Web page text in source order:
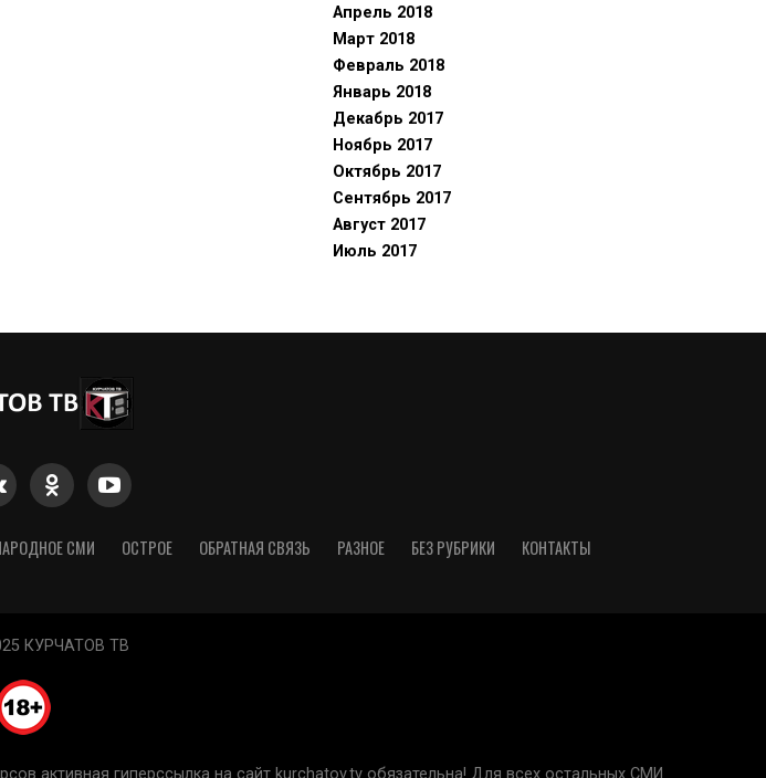
Апрель 2018
Март 2018
Февраль 2018
Январь 2018
Декабрь 2017
Ноябрь 2017
Октябрь 2017
Сентябрь 2017
Август 2017
Июль 2017
СМИ ОСТРОЕ ОБРАТНАЯ СВЯЗЬ РАЗНОЕ БЕЗ РУБРИКИ КОНТАКТЫ
КУРЧАТОВ ТВ
активная гиперссылка на сайт kurchatov.tv обязательна! Для всех остальных СМИ